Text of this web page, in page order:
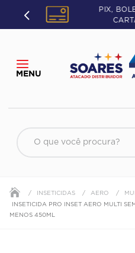
PIX,
O que você procura?
INSETICIDAS AERO
INSETICIDA PRO INSET AERO MULTI
MENOS 450ML